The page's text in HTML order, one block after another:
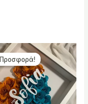
Προσφορά!
Προσφορά!
Original
price
was:
65,00 €.
Η
τρέχουσα
τιμή
είναι:
45,00 €.